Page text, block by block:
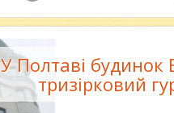
У Полтаві будинок
тризірковий